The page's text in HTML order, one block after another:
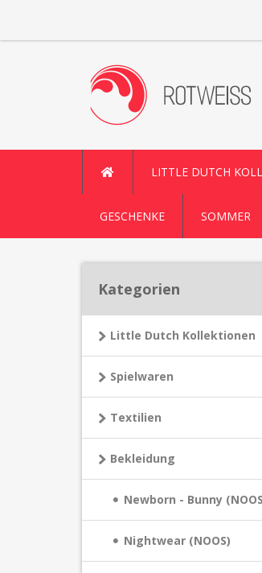
LITTLE DUTCH
GESCHENKE SOMMER
Kategorien
Little Dutch Kollektionen
Spielwaren
Textilien
Bekleidung
Newborn - Bunny
Nightwear (NOOS)